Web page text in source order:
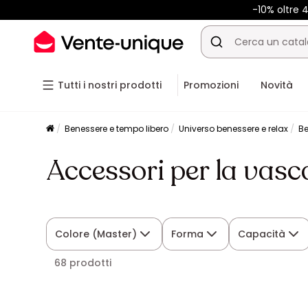
-10% oltre
Tutti i nostri prodotti Promozioni Novità
Benessere e tempo libero Universo benessere e relax
Accessori per la
Colore (Master) Forma Capacità
68 prodotti